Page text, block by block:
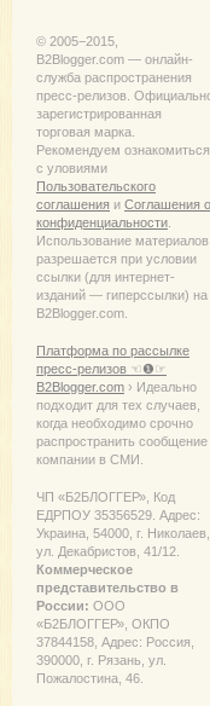
© 2005−2015,
B2Blogger.com — онлайн-
служба распространения
пресс-релизов.
зарегистрированная
торговая марка.
Рекомендуем ознакомиться
с уловиями
Пользовательского
соглашения и Соглашения о
конфиденциальности
Использование материалов
разрешается при условии
ссылки (для интернет-
изданий — гиперссылки) на
B2Blogger.com.
Платформа по рассылке
пресс-релизов ☜❶☞
B2Blogger.com › Идеально
подходит для тех случаев,
когда необходимо срочно
распространить сообщение
компании в СМИ.
ЧП «Б2БЛОГГЕР», Код
ЕДРПОУ 35356529. Адрес:
Украина, 54000, г. Николаев,
ул. Декабристов, 41/12.
Коммерческое
представительство в
России: ООО
«Б2БЛОГГЕР», ОКПО
37844158, Адрес: Россия,
390000, г. Рязань, ул.
Пожалостина, 46.